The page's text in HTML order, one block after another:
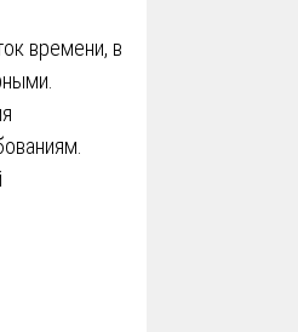
времени, в